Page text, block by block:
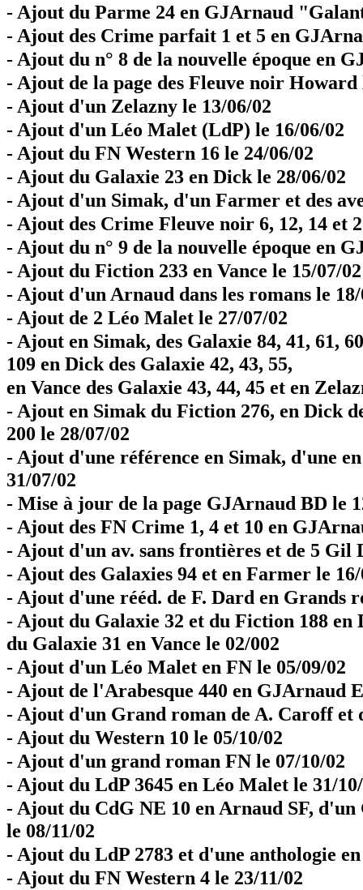
- Ajout du Parme 24 en GJArnaud
- Ajout des Crime parfait 1 et 5 en
- Ajout du n° 8 de la nouvelle époque en
- Ajout de la page des Fleuve noir Howard
- Ajout d'un Zelazny le 13/06/02
- Ajout d'un Léo Malet (LdP) le 16/06/02
- Ajout du FN Western 16 le 24/06/02
- Ajout du Galaxie 23 en Dick le 28/06/02
- Ajout d'un Simak, d'un Farmer et des
- Ajout des Crime Fleuve noir 6, 12, 14 et
- Ajout du n° 9 de la nouvelle époque en
- Ajout du Fiction 233 en Vance le 15/07/02
- Ajout d'un Arnaud dans les romans le
- Ajout de 2 Léo Malet le 27/07/02
- Ajout en Simak, des Galaxie 84, 41, 61,
109 en Dick des Galaxie 42, 43, 55,
en Vance des Galaxie 43, 44, 45 et en
- Ajout en Simak du Fiction 276, en Dick
200 le 28/07/02
- Ajout d'une référence en Simak, d'une
31/07/02
- Mise à jour de la page GJArnaud BD le
- Ajout des FN Crime 1, 4 et 10 en
- Ajout d'un av. sans frontières et de 5 Gil
- Ajout des Galaxies 94 et en Farmer le
- Ajout d'une rééd. de F. Dard en Grands
- Ajout du Galaxie 32 et du Fiction 188
du Galaxie 31 en Vance le 02/002
- Ajout d'un Léo Malet en FN le 05/09/02
- Ajout de l'Arabesque 440 en GJArnaud
- Ajout d'un Grand roman de A. Caroff et
- Ajout du Western 10 le 05/10/02
- Ajout d'un grand roman FN le 07/10/02
- Ajout du LdP 3645 en Léo Malet le 31/
- Ajout du CdG NE 10 en Arnaud SF,
le 08/11/02
- Ajout du LdP 2783 et d'une anthologie
- Ajout du FN Western 4 le 23/11/02